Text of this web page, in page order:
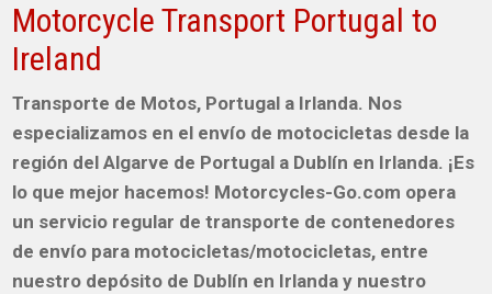
Motorcycle Transport Portugal to
Ireland
Transporte de Motos, Portugal a Irlanda. Nos
especializamos en el envío de motocicletas desde la
región del Algarve de Portugal a Dublín en Irlanda. ¡Es
lo que mejor hacemos! Motorcycles-Go.com opera
un servicio regular de transporte de contenedores
de envío para motocicletas/motocicletas, entre
nuestro depósito de Dublín en Irlanda y nuestro